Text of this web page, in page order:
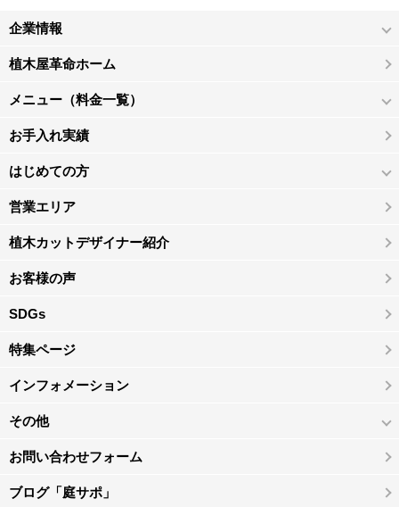
企業情報
植木屋革命ホーム
メニュー（料金一覧）
お手入れ実績
はじめての方
営業エリア
植木カットデザイナー紹介
お客様の声
SDGs
特集ページ
インフォメーション
その他
お問い合わせフォーム
ブログ「庭サポ」